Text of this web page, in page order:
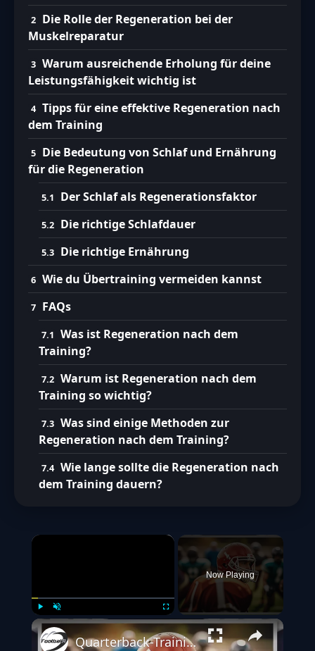
Die Rolle der Regeneration bei der
Muskelreparatur
Warum ausreichende Erholung für deine
Leistungsfähigkeit wichtig ist
Tipps für eine effektive Regeneration nach
dem Training
Die Bedeutung von Schlaf und Ernährung
für die Regeneration
Der Schlaf als Regenerationsfaktor
Die richtige Schlafdauer
Die richtige Ernährung
Wie du Übertraining vermeiden kannst
FAQs
Was ist Regeneration nach dem
Training?
Warum ist Regeneration nach dem
Training so wichtig?
Was sind einige Methoden zur
Regeneration nach dem Training?
Wie lange sollte die Regeneration nach
dem Training dauern?
×
Play Unmute Fullscreen
Now Playing
Quarterback-Training: Schwächen und Stärken erkennen & verbessern